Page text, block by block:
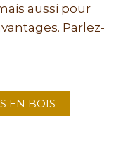
aussi pour
Parlez-
EN BOIS